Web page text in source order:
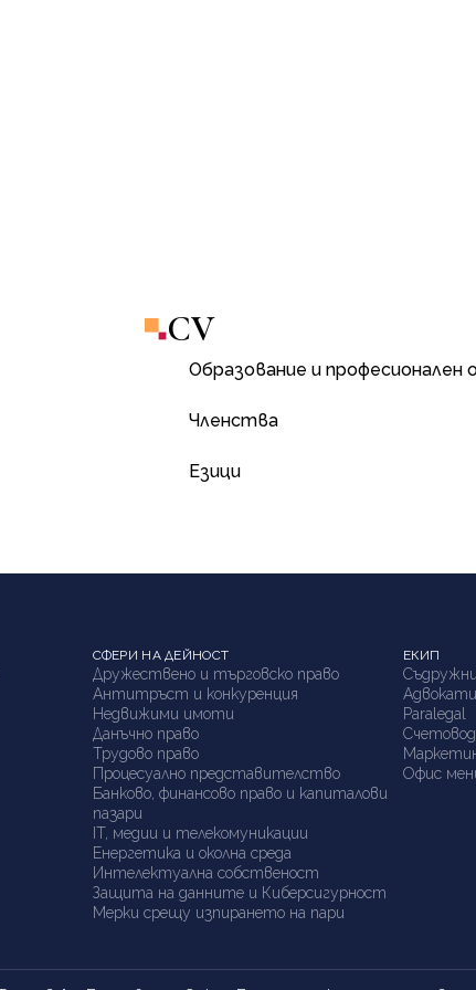
CV
Образование и професионален
Членства
Езици
СФЕРИ НА ДЕЙНОСТ
Дружествено и търговско право
Антитръст и конкуренция
Недвижими имоти
Данъчно право
Трудово право
Процесуално представителство
Банково, финансово право и капиталови
пазари
IT, медии и телекомуникации
Енергетика и околна среда
Интелектуална собственост
Защита на данните и Киберсигурност
Мерки срещу изпирането на пари
ЕКИП
Адвокати
Paralegal
Офис